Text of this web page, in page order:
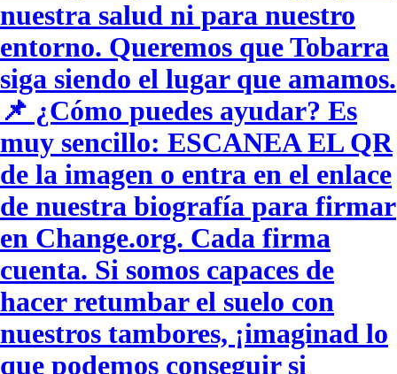
nuestra salud ni para nuestro
entorno. Queremos que Tobarra
siga siendo el lugar que amamos.
📌 ¿Cómo puedes ayudar? Es
muy sencillo: ESCANEA EL QR
de la imagen o entra en el enlace
de nuestra biografía para firmar
en Change.org. Cada firma
cuenta. Si somos capaces de
hacer retumbar el suelo con
nuestros tambores, ¡imaginad lo
que podemos conseguir si